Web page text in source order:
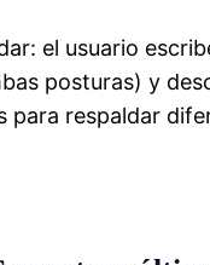
el usuario
posturas) y
para respaldar